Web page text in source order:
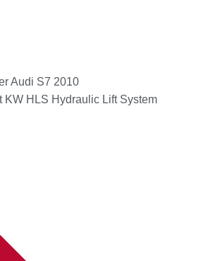
Audi S7 2010
KW HLS Hydraulic Lift System